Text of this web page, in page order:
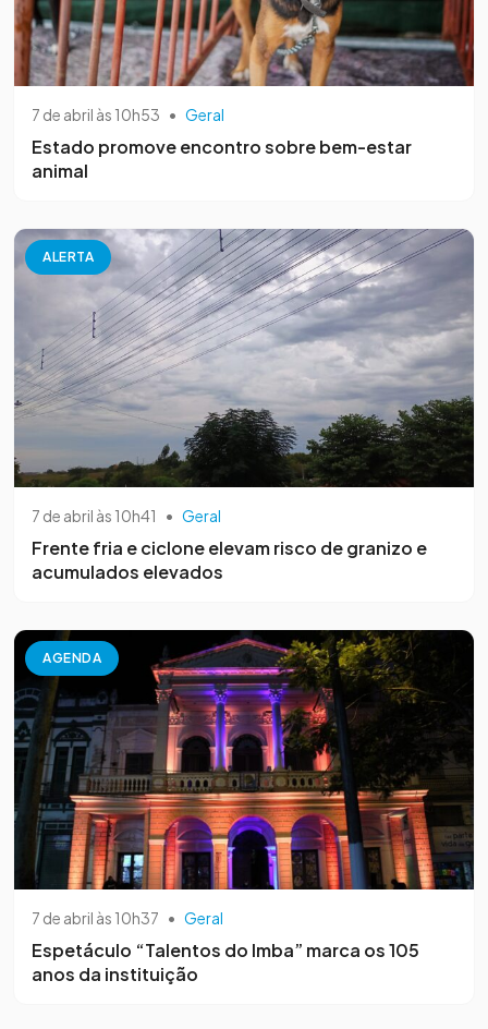
7 de abril às 10h53 • Geral
Estado promove encontro sobre bem-estar
animal
ALERTA
7 de abril às 10h41 • Geral
Frente fria e ciclone elevam risco de granizo e
acumulados elevados
AGENDA
7 de abril às 10h37 • Geral
Espetáculo “Talentos do Imba” marca os 105
anos da instituição